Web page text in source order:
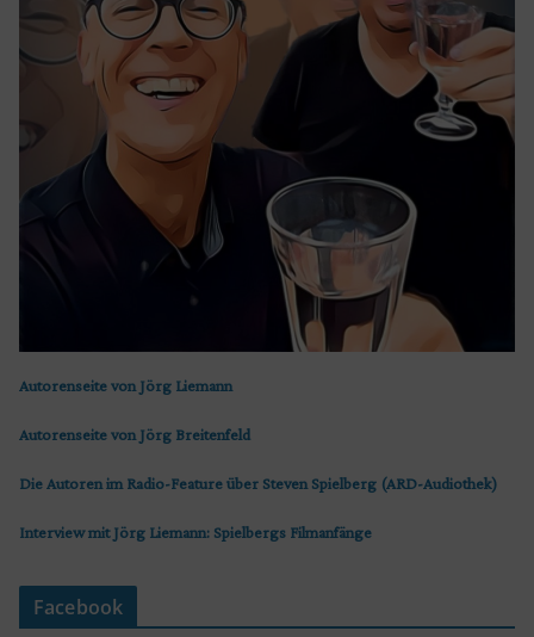
Autorenseite von Jörg Liemann
Autorenseite von Jörg Breitenfeld
Die Autoren im Radio-Feature über Steven Spielberg (ARD-Audiothek)
Interview mit Jörg Liemann: Spielbergs Filmanfänge
Facebook